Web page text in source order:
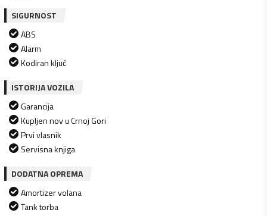
SIGURNOST
ABS
Alarm
Kodiran ključ
ISTORIJA VOZILA
Garancija
Kupljen nov u Crnoj Gori
Prvi vlasnik
Servisna knjiga
DODATNA OPREMA
Amortizer volana
Tank torba